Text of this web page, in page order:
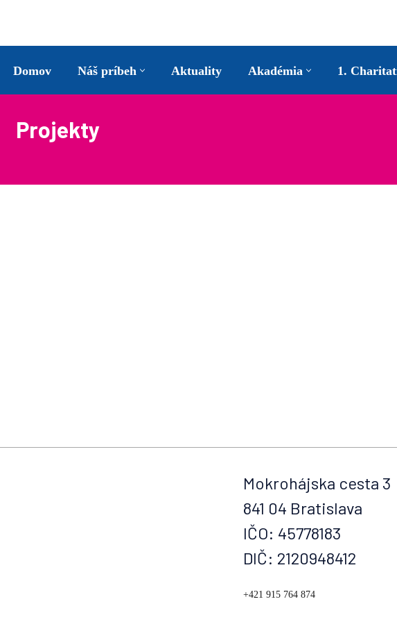
obsah
Domov Náš príbeh Aktuality Akadémia 1.
Projekty
Mokrohájska cesta 3
841 04 Bratislava
IČO: 45778183
DIČ: 2120948412
+421 915 764 874